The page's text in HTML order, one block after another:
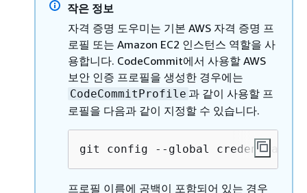
작은 정보
자격 증명 도우미는 기본 AWS 자격 증명 프
로필 또는 Amazon EC2 인스턴스 역할을 사
용합니다. CodeCommit에서 사용할 AWS
보안 인증 프로필을 생성한 경우에는
CodeCommitProfile 과 같이 사용할 프
로필을 다음과 같이 지정할 수 있습니다.
git config --global
프로필 이름에 공백이 포함되어 있는 경우